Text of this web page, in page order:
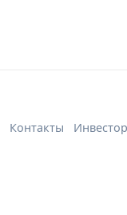
Контакты